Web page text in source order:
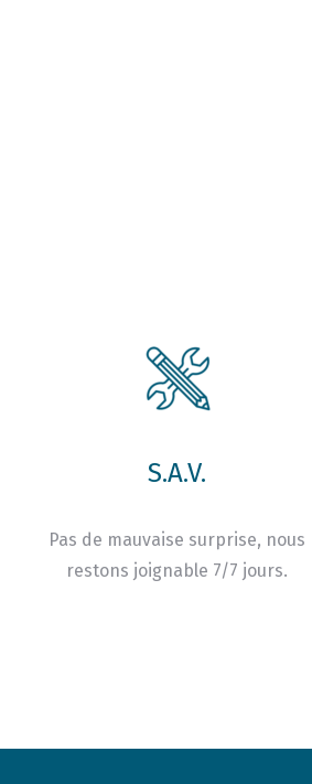
S.A.V.
Pas de mauvaise surprise, nous
restons joignable 7/7 jours.